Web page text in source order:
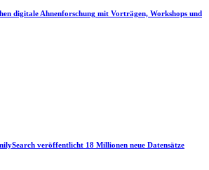
digitale Ahnenforschung mit Vorträgen, Workshops und
veröffentlicht 18 Millionen neue Datensätze